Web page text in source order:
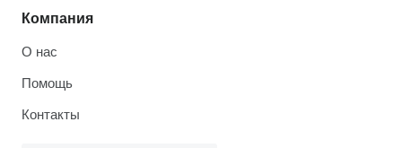
Компания
О нас
Помощь
Контакты